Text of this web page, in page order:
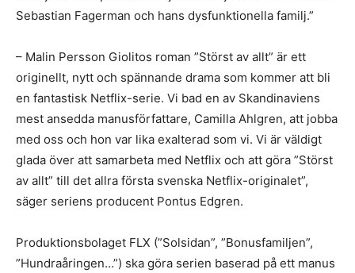
Sebastian Fagerman och hans dysfunktionella familj.”
– Malin Persson Giolitos roman ”Störst av allt” är ett
originellt, nytt och spännande drama som kommer att bli
en fantastisk Netflix-serie. Vi bad en av Skandinaviens
mest ansedda manusförfattare, Camilla Ahlgren, att jobba
med oss och hon var lika exalterad som vi. Vi är väldigt
glada över att samarbeta med Netflix och att göra ”Störst
av allt” till det allra första svenska Netflix-originalet”,
säger seriens producent Pontus Edgren.
Produktionsbolaget FLX (”Solsidan”, ”Bonusfamiljen”,
”Hundraåringen…”) ska göra serien baserad på ett manus